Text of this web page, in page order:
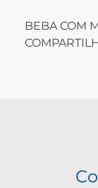
BEBA COM